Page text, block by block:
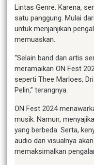
Lintas Genre. Karena,
satu panggung. Mulai
untuk menjanjikan
memuaskan.
“Selain band dan artis
meramaikan ON Fest
seperti Thee Marloes,
Pelin,” terangnya.
ON Fest 2024
musik. Namun,
yang berbeda. Serta,
audio dan visualnya
memaksimalkan